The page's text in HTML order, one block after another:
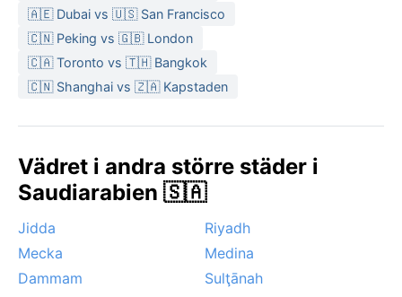
🇦🇪 Dubai vs 🇺🇸 San Francisco
🇨🇳 Peking vs 🇬🇧 London
🇨🇦 Toronto vs 🇹🇭 Bangkok
🇨🇳 Shanghai vs 🇿🇦 Kapstaden
Vädret i andra större städer i
Saudiarabien 🇸🇦
Jidda
Riyadh
Mecka
Medina
Dammam
Sulţānah